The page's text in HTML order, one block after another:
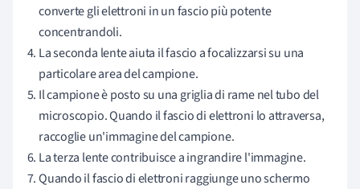
converte gli elettroni in un fascio più potente
concentrandoli.
La seconda lente aiuta il fascio a focalizzarsi su una
particolare area del campione.
Il campione è posto su una griglia di rame nel tubo del
microscopio. Quando il fascio di elettroni lo attraversa,
raccoglie un'immagine del campione.
La terza lente contribuisce a ingrandire l'immagine.
Quando il fascio di elettroni raggiunge uno schermo